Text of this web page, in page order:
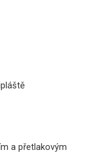
a přetlakovým